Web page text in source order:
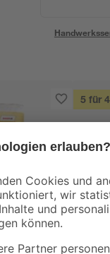
5 für 4
toom